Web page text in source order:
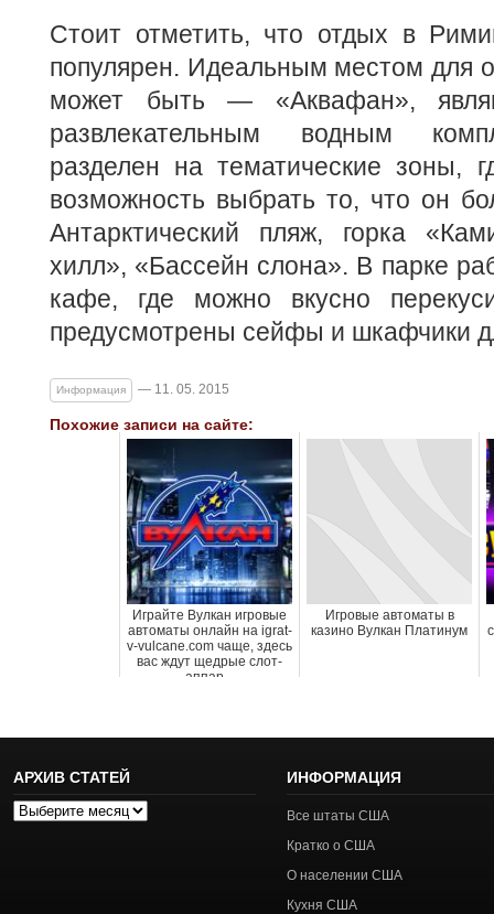
Стоит отметить, что отдых в
популярен. Идеальным местом для
может быть — «Аквафан»,
развлекательным водным
разделен на тематические зоны,
возможность выбрать то, что он
Антарктический пляж, горка
хилл», «Бассейн слона». В парке
кафе, где можно вкусно
предусмотрены сейфы и шкафчики
Информация — 11. 05. 2015
Похожие записи на сайте:
Играйте Вулкан игровые
автоматы онлайн на igrat-
v-vulcane.com чаще, здесь
вас ждут щедрые слот-
аппар...
Игровые автоматы в
казино Вулкан Платинум
АРХИВ СТАТЕЙ
Архив
ИНФОРМАЦИЯ
Все штаты США
Кратко о США
О населении США
Кухня США